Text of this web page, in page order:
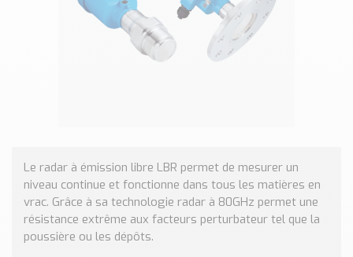
Nos outils et simulateurs
Téléchargement (Logiciels, Documents,..)
Blog
Nos Réalisations
Conseils et Actualités
Le radar à émission libre LBR permet de mesurer un
niveau continue et fonctionne dans tous les matières en
vrac. Grâce à sa technologie radar à 80GHz permet une
résistance extrême aux facteurs perturbateur tel que la
poussière ou les dépôts.